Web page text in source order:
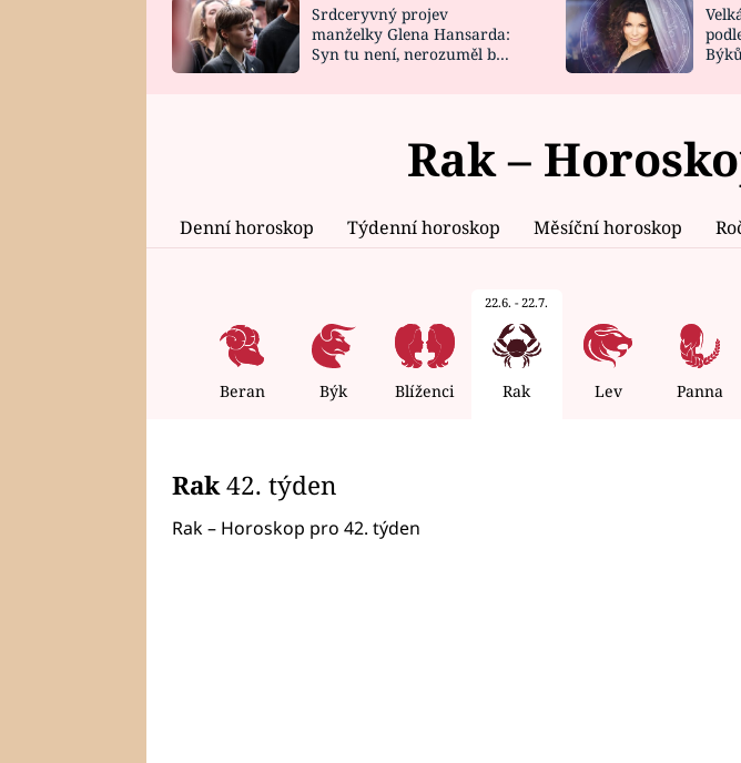
HOROSKOP NA
CELEBRITY
VAŘENÍ
NOVINKY
VIDEORECEPTY
Srdceryvný projev
manželky Glena Hansarda:
Syn tu není, nerozuměl by
Rak –
Denní horoskop Týdenní horoskop Měsíční horoskop
Beran Býk Blíženci
22.6. - 22.7.
Rak Lev Panna
Rak42. týden
Rak – Horoskop pro 42. týden